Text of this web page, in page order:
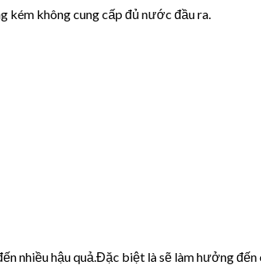
kém không cung cấp đủ nước đầu ra.
nhiều hậu quả.Đặc biệt là sẽ làm hưởng